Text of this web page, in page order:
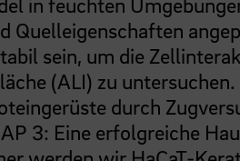
Quelleigenschaften
sein, um die
(ALI) zu
durch
3: Eine erfolgreiche